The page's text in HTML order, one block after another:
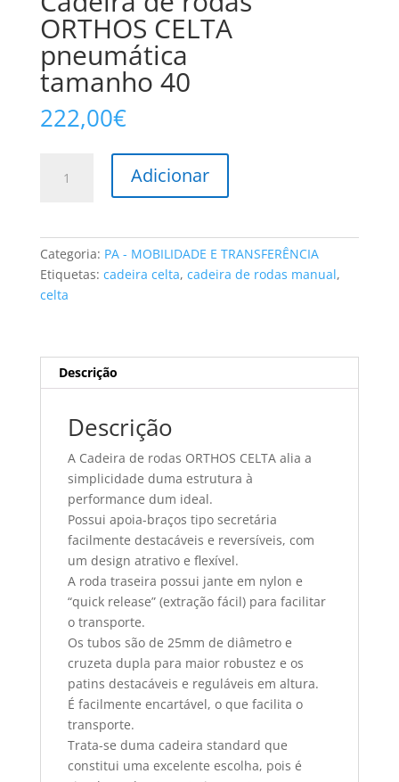
ORTHOS CELTA
pneumática
tamanho 40
222,00€
ORTHOS
CELTA
Adicionar
Categoria: PA - MOBILIDADE E TRANSFERÊNCIA
Etiquetas: cadeira celta, cadeira de rodas manual,
celta
Descrição
Descrição
A Cadeira de rodas ORTHOS CELTA alia a
simplicidade duma estrutura à
performance dum ideal.
Possui apoia-braços tipo secretária
facilmente destacáveis e reversíveis, com
um design atrativo e flexível.
A roda traseira possui jante em nylon e
“quick release” (extração fácil) para facilitar
o transporte.
Os tubos são de 25mm de diâmetro e
cruzeta dupla para maior robustez e os
patins destacáveis e reguláveis em altura.
É facilmente encartável, o que facilita o
transporte.
Trata-se duma cadeira standard que
constitui uma excelente escolha, pois é